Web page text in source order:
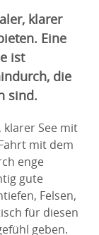
klarer
Eine
ist
die
sind.
klarer See mit
mit dem
enge
gute
Felsen,
für diesen
geben.